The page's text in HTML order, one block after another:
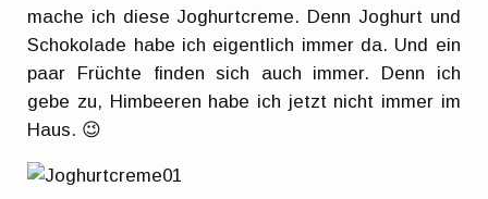
mache ich diese Joghurtcreme. Denn Joghurt und
Schokolade habe ich eigentlich immer da. Und ein
paar Früchte finden sich auch immer. Denn ich
gebe zu, Himbeeren habe ich jetzt nicht immer im
Haus. 😉